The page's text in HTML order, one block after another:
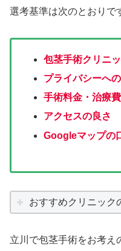
選考基準は次のとおりで
包茎手術クリニ
プライバシーへ
手術料金・治療
アクセスの良さ
Googleマップの
おすすめクリニック
立川で包茎手術をお考え